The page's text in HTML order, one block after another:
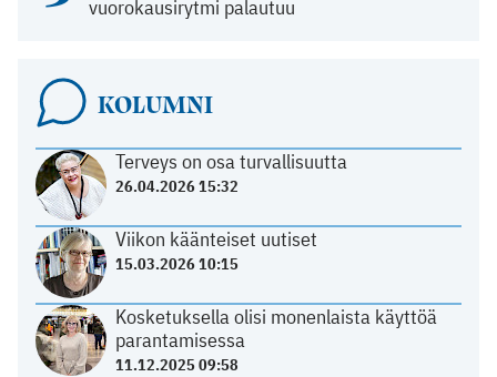
vuorokausirytmi palautuu
KOLUMNI
Terveys on osa turvallisuutta
26.04.2026 15:32
Viikon käänteiset uutiset
15.03.2026 10:15
Kosketuksella olisi monenlaista käyttöä
parantamisessa
11.12.2025 09:58